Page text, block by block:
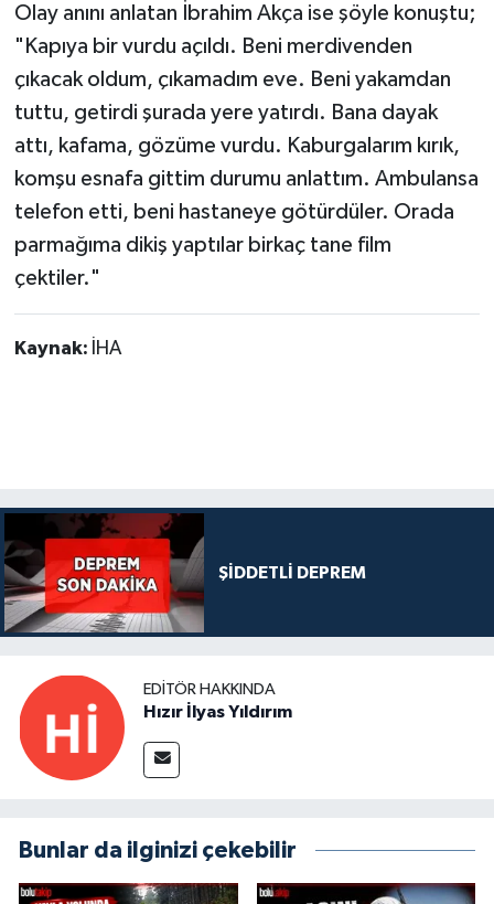
Olay anını anlatan İbrahim Akça ise şöyle konuştu;
"Kapıya bir vurdu açıldı. Beni merdivenden
çıkacak oldum, çıkamadım eve. Beni yakamdan
tuttu, getirdi şurada yere yatırdı. Bana dayak
attı, kafama, gözüme vurdu. Kaburgalarım kırık,
komşu esnafa gittim durumu anlattım. Ambulansa
telefon etti, beni hastaneye götürdüler. Orada
parmağıma dikiş yaptılar birkaç tane film
çektiler."
Kaynak: İHA
ŞİDDETLİ DEPREM
EDITÖR HAKKINDA
Hızır İlyas Yıldırım
Bunlar da ilginizi çekebilir